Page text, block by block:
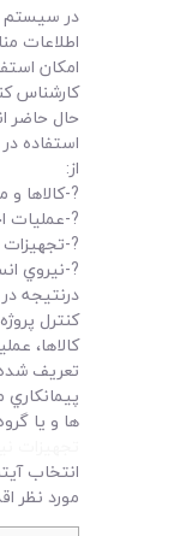
در سيستم
اطلاعات
امکان
کارشناس
حال حاضر
استفاده
از:
?-کالاها و
?-عمليات
?-
?-نيروي
درنتيجه
کنترل
کالاها،
تعريف
ها و يا
انتخاب
مورد نظر